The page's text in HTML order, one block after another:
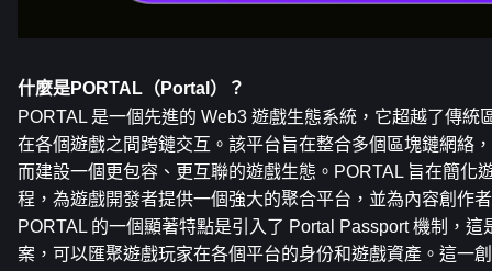
什麼是PORTAL（Portal）？
PORTAL 是一個先進的 Web3 遊戲生態系統，它超越了傳統
在各個遊戲之間跨鏈交互。該平台旨在整合多個區塊鏈網絡
而建設一個更包容、更互聯的遊戲生態。PORTAL 旨在簡化
程，為遊戲開發者提供一個強大的聚合平台，並為內容創作
PORTAL 的一個顯著特點是引入了 Portal Passport 機制，
案，可以匯聚遊戲玩家在各個平台的身份和遊戲資產。這一